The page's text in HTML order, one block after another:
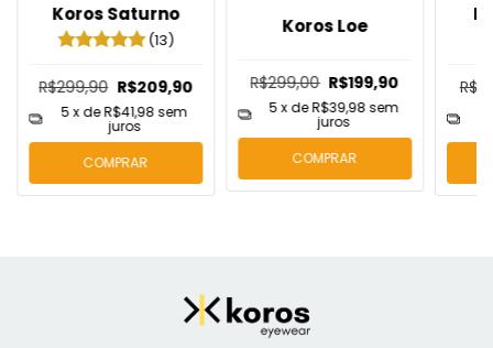
Koros Saturno
(13)
R$299,90 R$209,90
5 x deR$41,98 sem
juros
COMPRAR
Koros Loe
R$299,00 R$199,90
5x deR$39,98 sem
juros
COMPRAR